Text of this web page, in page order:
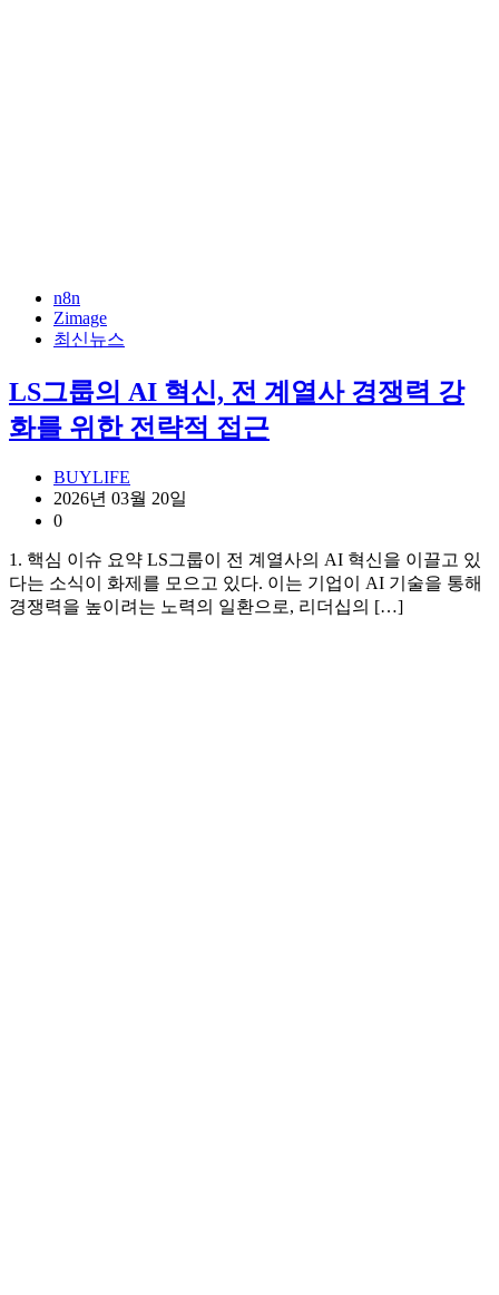
n8n
Zimage
최신뉴스
LS그룹의 AI 혁신, 전 계열사 경쟁력 강
화를 위한 전략적 접근
BUYLIFE
2026년 03월 20일
0
1. 핵심 이슈 요약 LS그룹이 전 계열사의 AI 혁신을 이끌고 있
다는 소식이 화제를 모으고 있다. 이는 기업이 AI 기술을 통해
경쟁력을 높이려는 노력의 일환으로, 리더십의 […]